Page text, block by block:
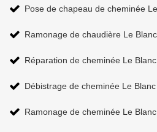
Pose de chapeau de cheminée
Ramonage de chaudière Le
Réparation de cheminée Le
Débistrage de cheminée Le
Ramonage de cheminée Le